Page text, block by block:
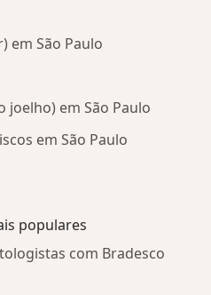
em São Paulo
em São Paulo
em São Paulo
populares
com Bradesco